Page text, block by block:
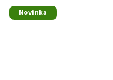
Novinka